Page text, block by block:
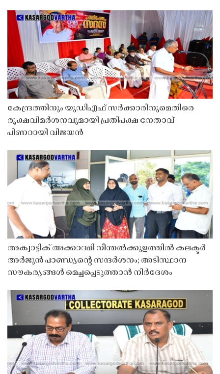
കേന്ദ്രത്തിനും യുഡിഎഫ് സർക്കാരിനുമെതിരെ
രൂക്ഷവിമർശനവുമായി പ്രതിപക്ഷ നേതാവ്
പിണറായി വിജയൻ
അക്വാട്ടിക് അക്കാദമി നീന്തൽക്കുളത്തിൽ കലക്ടർ
അർജുൻ പാണ്ഡ്യൻ്റെ സന്ദർശനം; അടിസ്ഥാന
സൗകര്യങ്ങൾ മെച്ചപ്പെടുത്താൻ നിർദേശം